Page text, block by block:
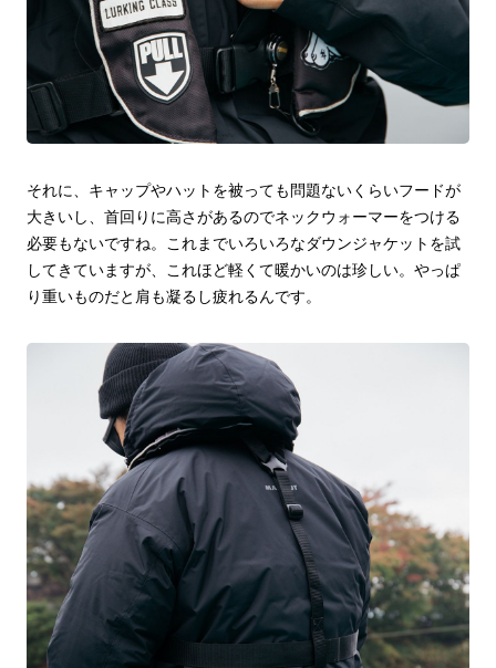
それに、キャップやハットを被っても問題ないくらいフードが
大きいし、首回りに高さがあるのでネックウォーマーをつける
必要もないですね。これまでいろいろなダウンジャケットを試
してきていますが、これほど軽くて暖かいのは珍しい。やっぱ
り重いものだと肩も凝るし疲れるんです。